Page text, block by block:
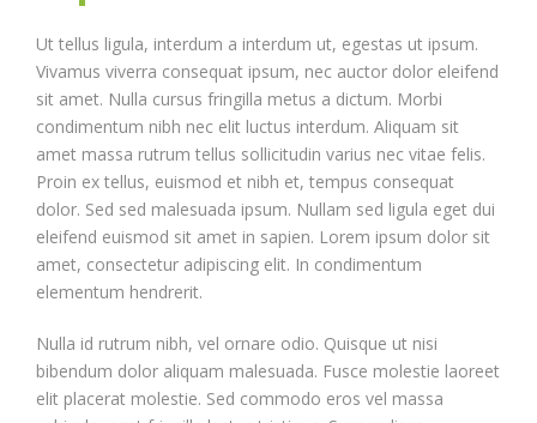
Ut tellus ligula, interdum a interdum ut, egestas ut ipsum.
Vivamus viverra consequat ipsum, nec auctor dolor eleifend
sit amet. Nulla cursus fringilla metus a dictum. Morbi
condimentum nibh nec elit luctus interdum. Aliquam sit
amet massa rutrum tellus sollicitudin varius nec vitae felis.
Proin ex tellus, euismod et nibh et, tempus consequat
dolor. Sed sed malesuada ipsum. Nullam sed ligula eget dui
eleifend euismod sit amet in sapien. Lorem ipsum dolor sit
amet, consectetur adipiscing elit. In condimentum
elementum hendrerit.
Nulla id rutrum nibh, vel ornare odio. Quisque ut nisi
bibendum dolor aliquam malesuada. Fusce molestie laoreet
elit placerat molestie. Sed commodo eros vel massa